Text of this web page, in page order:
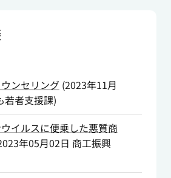
ンセリング(2023年11月
若者支援課)
イルスに便乗した悪質商
年05月02日 商工振興